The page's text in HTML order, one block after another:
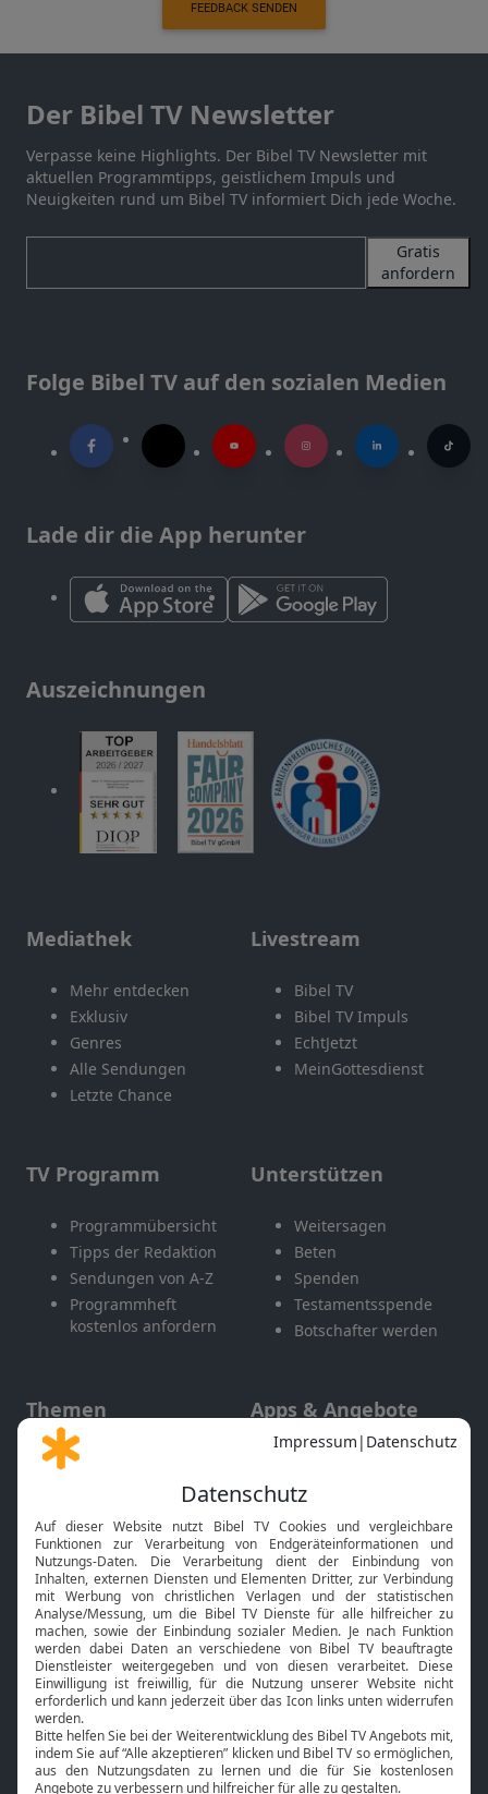
FEEDBACK SENDEN
Der Bibel TV Newsletter
Verpasse keine Highlights. Der Bibel TV Newsletter mit
aktuellen Programmtipps, geistlichem Impuls und
Neuigkeiten rund um Bibel TV informiert Dich jede Woche.
Gratis
anfordern
Folge Bibel TV auf den sozialen Medien
Lade dir die App herunter
Auszeichnungen
Mediathek
Mehr entdecken
Exklusiv
Genres
Alle Sendungen
Letzte Chance
Livestream
Bibel TV
Bibel TV Impuls
EchtJetzt
MeinGottesdienst
TV Programm
Programmübersicht
Tipps der Redaktion
Sendungen von A-Z
Programmheft
kostenlos anfordern
Unterstützen
Weitersagen
Beten
Spenden
Testamentsspende
Botschafter werden
Themen
Gott und Bibel erklärt
Neuigkeiten
Apps & Angebote
Mobile App
Smart TV
HbbTV
Bibelthek Online-Bibel
Nächster Gottesdienst
Bibel TV
Über uns
Jobs
Service
Kontakt
TV-Empfang